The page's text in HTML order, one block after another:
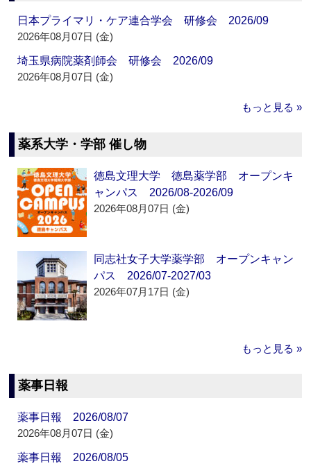
日本プライマリ・ケア連合学会 研修会 2026/09
2026年08月07日 (金)
埼玉県病院薬剤師会 研修会 2026/09
2026年08月07日 (金)
もっと見る »
薬系大学・学部 催し物
徳島文理大学 徳島薬学部 オープンキ
ャンパス 2026/08-2026/09
2026年08月07日 (金)
同志社女子大学薬学部 オープンキャン
パス 2026/07-2027/03
2026年07月17日 (金)
もっと見る »
薬事日報
薬事日報 2026/08/07
2026年08月07日 (金)
薬事日報 2026/08/05